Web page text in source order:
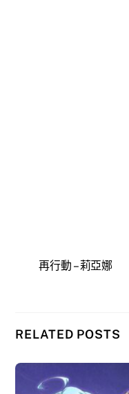
再行動 – 莉亞娜
RELATED POSTS